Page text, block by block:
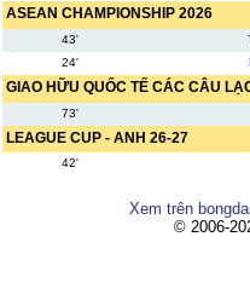
ASEAN CHAMPIONSHIP 2026
43'
24'
GIAO HỮU QUỐC TẾ CÁC CÂU
73'
LEAGUE CUP - ANH 26-27
42'
Xem trên
© 2006-